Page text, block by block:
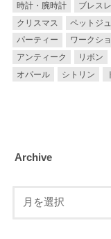
時計・腕時計
ブレス
クリスマス
ペットジ
パーティー
ワークシ
アンティーク
リボン
オパール
シトリン
Archive